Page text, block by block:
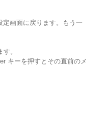
定画面に戻ります。もう一
。
キーを押すとその直前のメ